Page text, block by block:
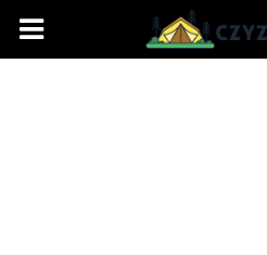
Czyzyny.pl